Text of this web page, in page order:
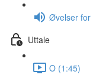
Øvelser for
Uttale
O (1:45)